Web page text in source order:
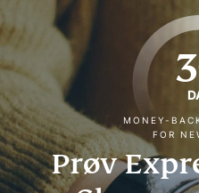
MONEY-
FOR
Prøv